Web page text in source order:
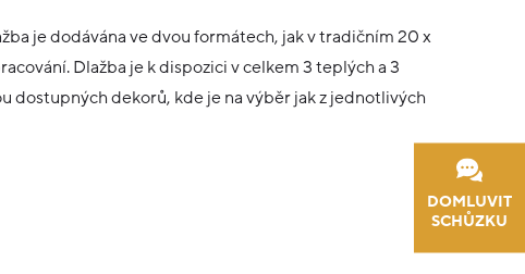
DOMLUVIT
SCHŮZKU
je dodávána ve dvou formátech, jak v tradičním 20 x
Dlažba je k dispozici v celkem 3 teplých a 3
dostupných dekorů, kde je na výběr jak z jednotlivých